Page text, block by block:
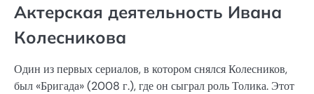
Актерская деятельность Ивана
Колесникова
Один из первых сериалов, в котором снялся Колесников,
был «Бригада» (2008 г.), где он сыграл роль Толика. Этот